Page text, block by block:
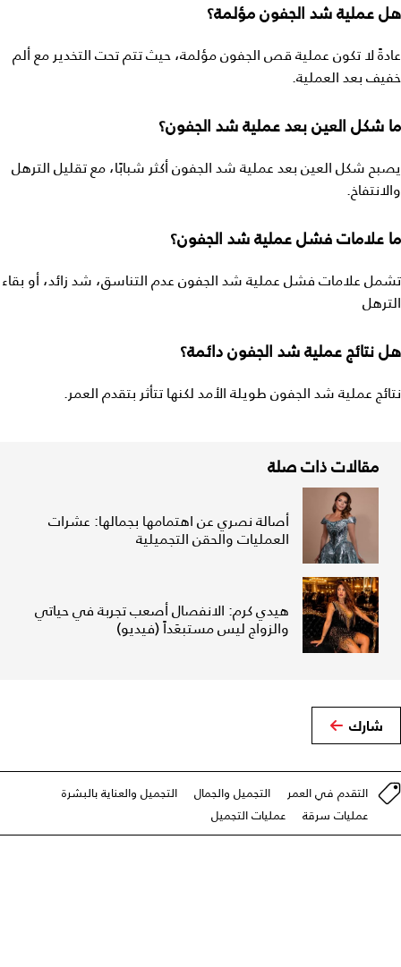
هل عملية شد الجفون مؤلمة؟
عادةً لا تكون عملية قص الجفون مؤلمة، حيث تتم تحت التخدير مع ألم
خفيف بعد العملية.
ما شكل العين بعد عملية شد الجفون؟
يصبح شكل العين بعد عملية شد الجفون أكثر شبابًا، مع تقليل الترهل
والانتفاخ.
ما علامات فشل عملية شد الجفون؟
تشمل علامات فشل عملية شد الجفون عدم التناسق، شد زائد، أو بقاء
الترهل
هل نتائج عملية شد الجفون دائمة؟
نتائج عملية شد الجفون طويلة الأمد لكنها تتأثر بتقدم العمر.
مقالات ذات صلة
أصالة نصري عن اهتمامها بجمالها: عشرات
العمليات والحقن التجميلية
هيدي كرم: الانفصال أصعب تجربة في حياتي
والزواج ليس مستبعَداً (فيديو)
شارك
التقدم في العمر التجميل والجمال
التجميل والعناية بالبشرة
عمليات سرقة
عمليات التجميل